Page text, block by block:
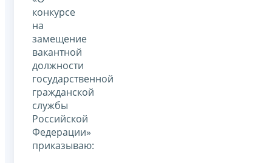
конкурсе
на
замещение
вакантной
должности
государственной
гражданской
службы
Российской
Федерации»
приказываю: